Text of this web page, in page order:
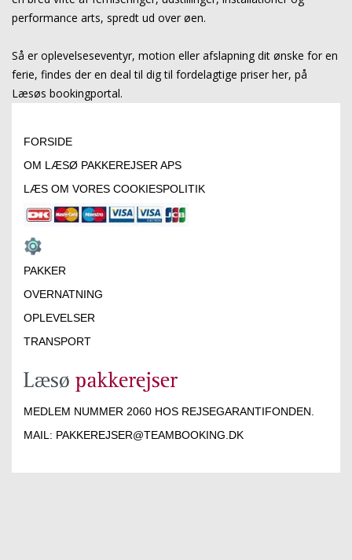
performance arts, spredt ud over øen.
Så er oplevelseseventyr, motion eller afslapning dit ønske for en
ferie, findes der en deal til dig til fordelagtige priser her, på
Læsøs bookingportal.
FORSIDE
OM LÆSØ PAKKEREJSER APS
LÆS OM VORES COOKIESPOLITIK
PAKKER
OVERNATNING
OPLEVELSER
TRANSPORT
MEDLEM NUMMER 2060 HOS REJSEGARANTIFONDEN.
MAIL: PAKKEREJSER@TEAMBOOKING.DK